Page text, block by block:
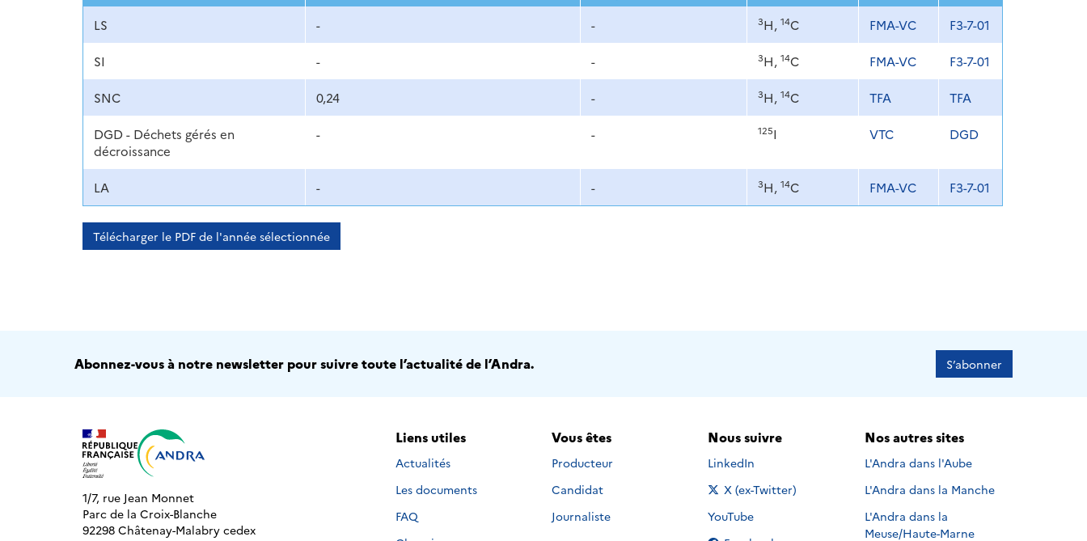
LS - - 3H, 14C FMA-VC F3-7-01
SI - - 3H, 14C FMA-VC F3-7-01
SNC 0,24 - 3H, 14C TFA TFA
DGD - Déchets gérés en
décroissance
- - 125I VTC DGD
LA - - 3H, 14C FMA-VC F3-7-01
Télécharger le PDF de l'année sélectionnée
Abonnez-vous à notre newsletter pour suivre toute l’actualité de l’Andra. S’abonner
1/7, rue Jean Monnet
Parc de la Croix-Blanche
92298 Châtenay-Malabry cedex
Liens utiles
Actualités
Les documents
FAQ
Vous êtes
Producteur
Candidat
Journaliste
Nous suivre
Nous suivre sur
LinkedIn
Nous suivre sur
X (ex-Twitter)
Nous suivre sur
YouTube
Nos autres sites
L'Andra dans l'Aube
L'Andra dans la Manche
L'Andra dans la
Meuse/Haute-Marne